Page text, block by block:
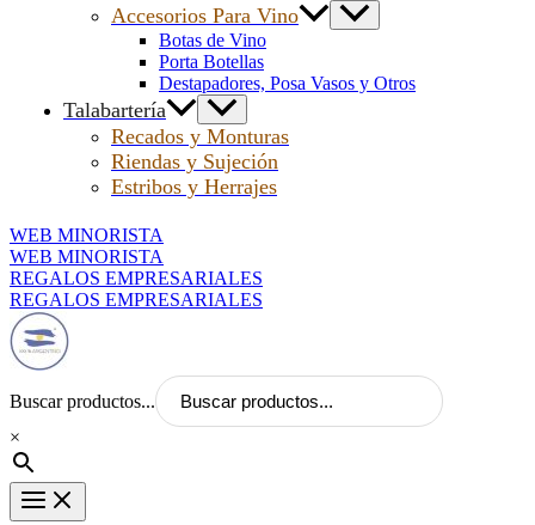
Accesorios Para Vino
Botas de Vino
Porta Botellas
Destapadores, Posa Vasos y Otros
Talabartería
Recados y Monturas
Riendas y Sujeción
Estribos y Herrajes
WEB MINORISTA
WEB MINORISTA
REGALOS EMPRESARIALES
REGALOS EMPRESARIALES
Buscar productos...
×